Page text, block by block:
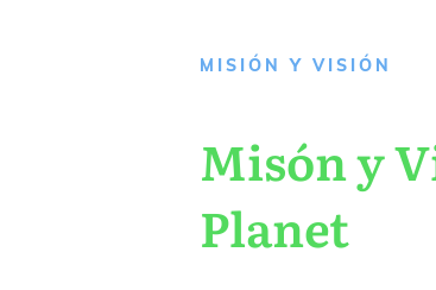
MISIÓN Y VISIÓN
Misón y
Planet